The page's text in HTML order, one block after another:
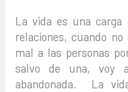
La vida es una carga
relaciones, cuando
mal a las personas
salvo de una, voy
abandonada. La